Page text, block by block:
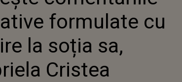
formulate cu
la soția sa,
Cristea